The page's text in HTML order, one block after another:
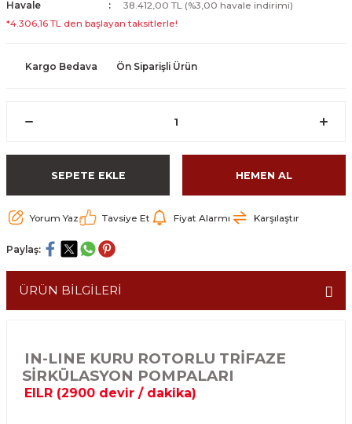
Havale
38.412,00 TL (%3,00 havale indirimi)
*4.306,16 TL den başlayan taksitlerle!
Kargo Bedava Ön Siparişli Ürün
SEPETE EKLE HEMEN AL
Yorum Yaz Tavsiye Et Fiyat Alarmı Karşılaştır
Paylaş:
ÜRÜN BİLGİLERİ
IN-LINE KURU ROTORLU TRİFAZE
SİRKÜLASYON POMPALARI
EILR (2900 devir / dakika)